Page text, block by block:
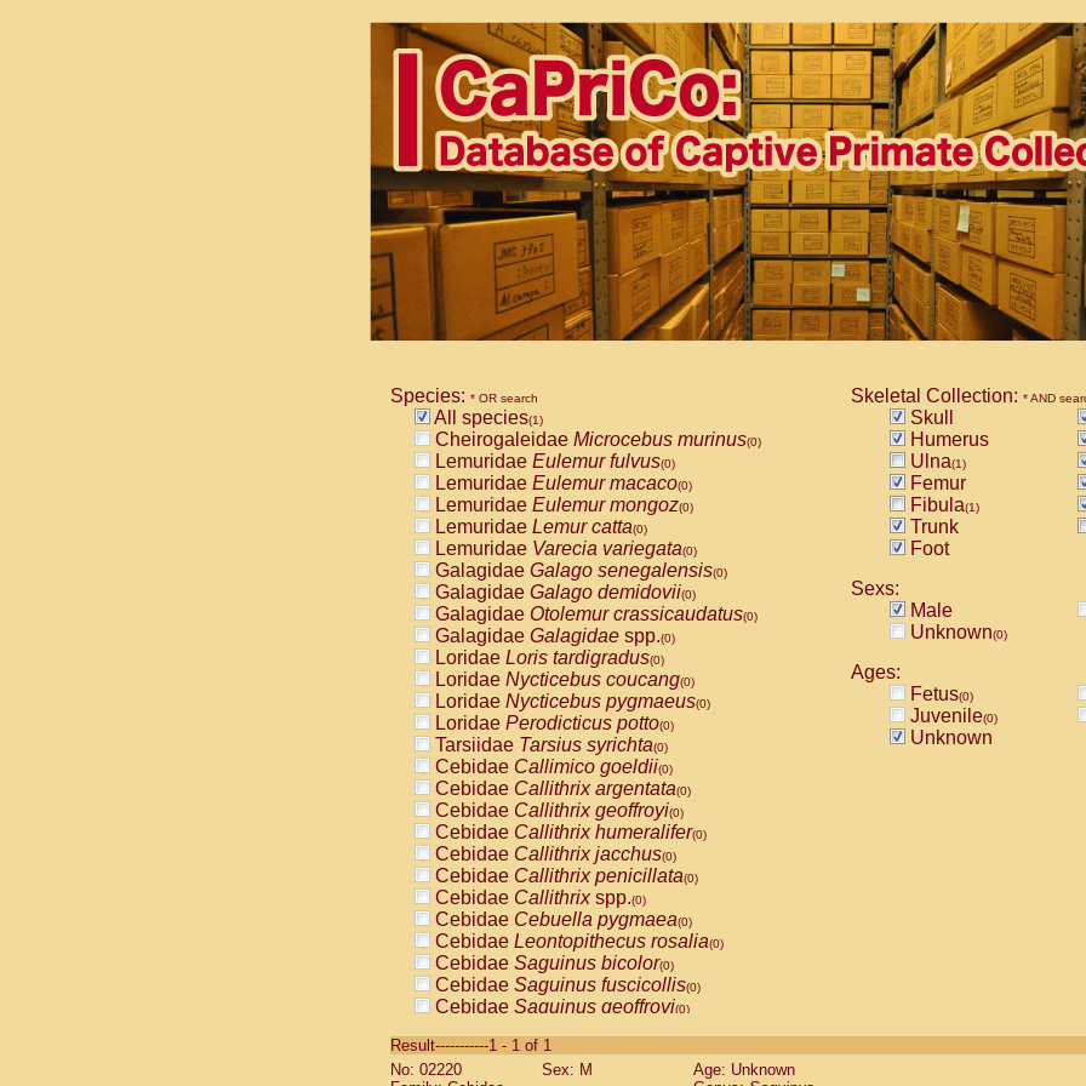
Species: * OR search
All species(1)
Cheirogaleidae Microcebus murinus(0)
Lemuridae Eulemur fulvus(0)
Lemuridae Eulemur macaco(0)
Lemuridae Eulemur mongoz(0)
Lemuridae Lemur catta(0)
Lemuridae Varecia variegata(0)
Galagidae Galago senegalensis(0)
Galagidae Galago demidovii(0)
Galagidae Otolemur crassicaudatus(0)
Galagidae Galagidae spp.(0)
Loridae Loris tardigradus(0)
Loridae Nycticebus coucang(0)
Loridae Nycticebus pygmaeus(0)
Loridae Perodicticus potto(0)
Tarsiidae Tarsius syrichta(0)
Cebidae Callimico goeldii(0)
Cebidae Callithrix argentata(0)
Cebidae Callithrix geoffroyi(0)
Cebidae Callithrix humeralifer(0)
Cebidae Callithrix jacchus(0)
Cebidae Callithrix penicillata(0)
Cebidae Callithrixspp.(0)
Cebidae Cebuella pygmaea(0)
Cebidae Leontopithecus rosalia(0)
Cebidae Saguinus bicolor(0)
Cebidae Saguinus fuscicollis(0)
Cebidae Saguinus geoffroyi(0)
CebidaeSaguinus labiatus(0)
Cebidae Saguinus leucopus (0)
Skeletal Collection: * AND
Skull
Humerus
Ulna(1)
Femur
Fibula(1)
Trunk
Foot
Sexs:
Male
Unknown(0)
Ages:
Fetus(0)
Juvenile(0)
Unknown
Result-----------1 - 1 of 1
No: 02220
Sex: M
Age: Unknown